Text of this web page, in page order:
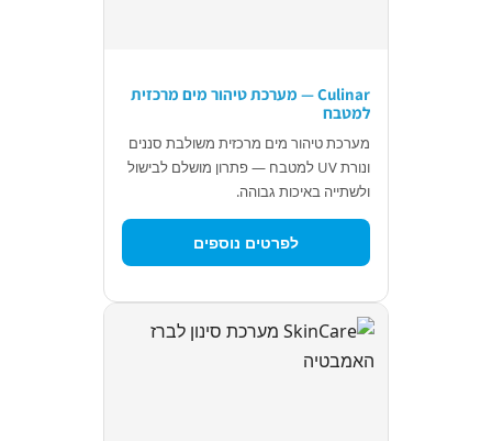
Culinar — מערכת טיהור מים מרכזית
למטבח
מערכת טיהור מים מרכזית משולבת סננים
ונורת UV למטבח — פתרון מושלם לבישול
ולשתייה באיכות גבוהה.
לפרטים נוספים